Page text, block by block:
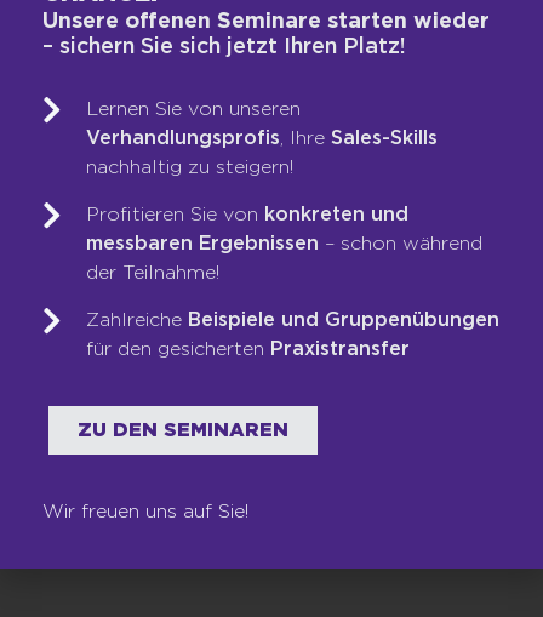
KUNDEN
und Aufforderungen bombardiert. Er weiß
nicht, was die Urteile, Meinungen und Tipps
wert sind, die er online einsammelt. Er hat
Optionen, die ihm Google ausgespuckt hat,
wirklich für ihn passt. Er fühlt sich mehr
verwirrt als geholfen. Er sehnt sich nach
Orientierung. Und nach jemandem, dem er
in diesem Chaos vertrauen kann.
Deshalb führt aus meiner Sicht heute kein
zur Marke machen. Eine, die Ihren Kunden
hilft, sich zurechtzufinden. Und Sie zu
Unsere offenen Seminare starten wieder
– sichern Sie sich jetzt Ihren Platz!
Lernen Sie von unseren
Verhandlungsprofis , IhreSales-Skills
nachhaltig zu steigern!
Profitieren Sie von konkreten und
messbaren Ergebnissen – schon während
der Teilnahme!
Zahlreiche Beispiele und Gruppenübungen
für den gesicherten Praxistransfer
ZU DEN SEMINAREN
Wir freuen uns auf Sie!